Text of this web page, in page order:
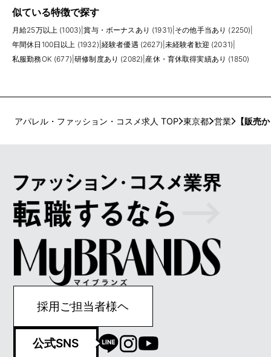
似ている特徴で探す
月給25万以上 (1003) |賞与・ボーナスあり (1931) その他手当あり (2250)
年間休日100日以上 (1932) 経験者優遇 (2627) 未経験者歓迎 (2031)
私服勤務OK (677) |研修制度あり (2082) 産休・育休取得実績あり (1850)
アパレル・ファッション・コスメ求人 TOP 東京都 営業 【販売
採用ご担当者様ヘ
公式SNS